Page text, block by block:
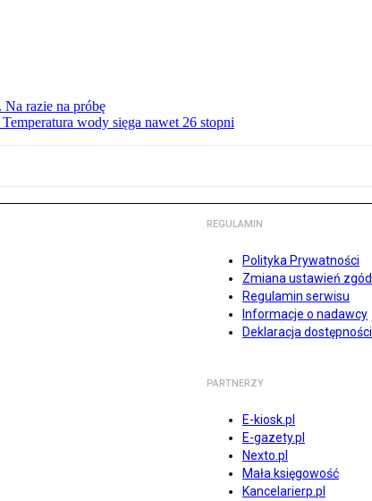
razie na próbę
wody sięga nawet 26 stopni
REGULAMIN
Polityka Prywatności
Zmiana ustawień zgód
Regulamin serwisu
Informacje o nadawcy
Deklaracja dostępności
PARTNERZY
E-kiosk.pl
E-gazety.pl
Nexto.pl
Mała księgowość
Kancelarierp.pl